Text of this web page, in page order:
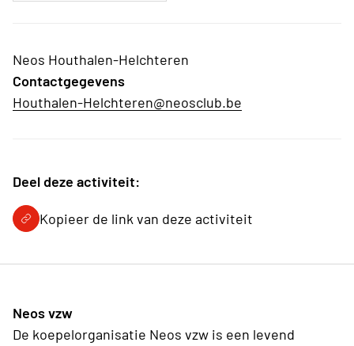
Neos Houthalen-Helchteren
Contactgegevens
Houthalen-Helchteren@neosclub.be
Deel deze activiteit:
Kopieer de link van deze activiteit
Neos vzw
De koepelorganisatie Neos vzw is een levend